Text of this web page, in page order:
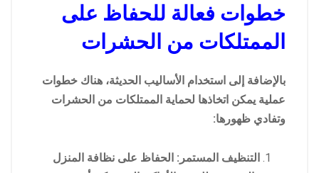
خطوات فعالة للحفاظ على
الممتلكات من الحشرات
بالإضافة إلى استخدام الأساليب الحديثة، هناك خطوات
عملية يمكن اتخاذها لحماية الممتلكات من الحشرات
وتفادي ظهورها:
التنظيف المستمر: الحفاظ على نظافة المنزل